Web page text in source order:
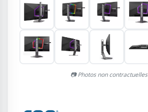
📷 Photos non contractuelles